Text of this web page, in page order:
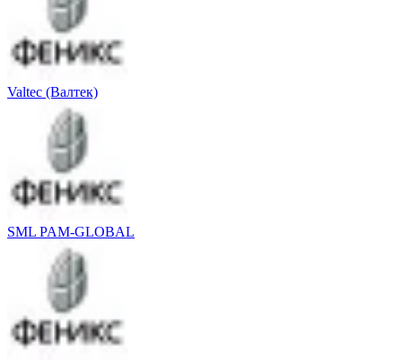
Valtec (Валтек)
SML PAM-GLOBAL